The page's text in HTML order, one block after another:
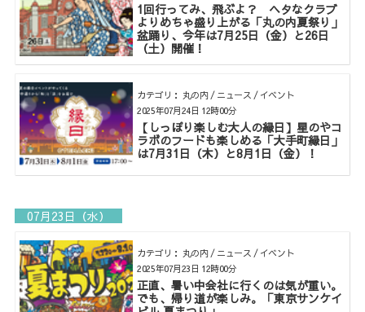
1回行ってみ、飛ぶよ？ ヘタなクラブ
よりめちゃ盛り上がる「丸の内夏祭り」
盆踊り、今年は7月25日（金）と26日
（土）開催！
カテゴリ： 丸の内 / ニュース / イベント
【しっぽり楽しむ大人の縁日】星のやコ
ラボのフードも楽しめる「大手町縁日」
は7月31日（木）と8月1日（金）！
2025年07月24日 12時00分
07月23日（水）
カテゴリ： 丸の内 / ニュース / イベント
正直、暑い中会社に行くのは気が重い。
でも、帰り道が楽しみ。「東京サンケイ
2025年07月23日 12時00分